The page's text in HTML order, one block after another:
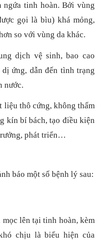
ngứa tinh hoàn. Bởi vùng
gọi là bìu) khá mỏng,
so với vùng da khác.
dịch vệ sinh, bao cao
ứng, dẫn đến tình trạng
nước.
liệu thô cứng, không thấm
kín bí bách, tạo điều kiện
phát triển…
báo một số bệnh lý sau:
lên tại tinh hoàn, kèm
chịu là biểu hiện của